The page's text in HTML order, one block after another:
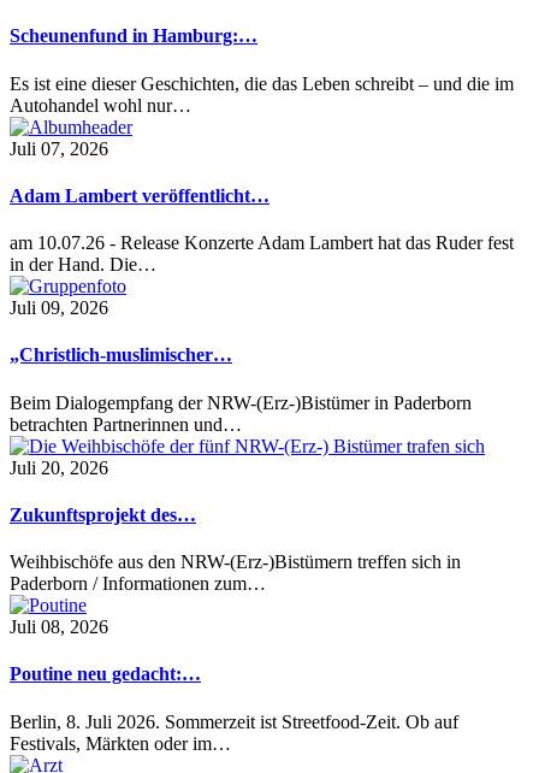
Scheunenfund in Hamburg:…
Es ist eine dieser Geschichten, die das Leben schreibt – und die im
Autohandel wohl nur…
Juli 07, 2026
Adam Lambert veröffentlicht…
am 10.07.26 - Release Konzerte Adam Lambert hat das Ruder fest
in der Hand. Die…
Juli 09, 2026
„Christlich-muslimischer…
Beim Dialogempfang der NRW-(Erz-)Bistümer in Paderborn
betrachten Partnerinnen und…
Juli 20, 2026
Zukunftsprojekt des…
Weihbischöfe aus den NRW-(Erz-)Bistümern treffen sich in
Paderborn / Informationen zum…
Juli 08, 2026
Poutine neu gedacht:…
Berlin, 8. Juli 2026. Sommerzeit ist Streetfood-Zeit. Ob auf
Festivals, Märkten oder im…